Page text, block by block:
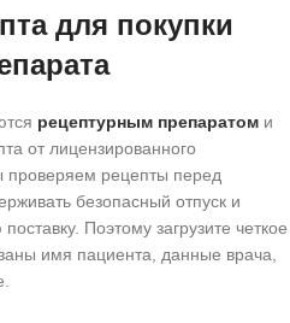
для покупки
рецептурным препаратом и
от лицензированного
проверяем рецепты перед
безопасный отпуск и
Поэтому загрузите четкое
имя пациента, данные врача,